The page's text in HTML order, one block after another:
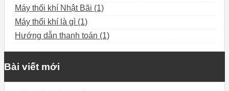
Máy thổi khí Nhật Bãi (1)
Máy thổi khí là gì (1)
Hướng dẫn thanh toán (1)
Bài viết mới